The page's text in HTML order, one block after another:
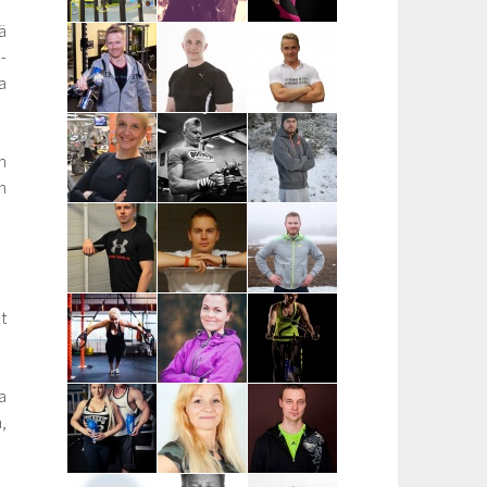
Petteri Avola |
Nokia,
Ylöjärvi,
Tampere
Eveliina
Christoforou |
Tampere
Marianne
Kankaisto |
Tampere
Teemu Ratus |
Tampere
Mister Fitmaker |
Tampere ja
ympäristökunnat
Sami
Timonen |
Kuopio
Piia
Hartikainen |
Mikkeli, Juva,
Mäntyharju,
Pieksämäki
Anssi Rönkä |
Kuopio,
Siilinjärvi
Nikke
Tuhkanen |
Mikkeli, Juva,
Savonlinna
Markus Piispa
| Mikkeli,
Savonlinna,
Juva
Elias Reijonen |
Turku,
Pääkaupunkiseutu
Aku Borenius
| Tampereen
ja Turun alue
ja lähikunnat
Virpi
Lautamatti |
Varsinais-
Suomi, Turku,
Raisio,
Anna
Hämäläinen |
Turku, Raisio,
Kaarina
Marja
Pesonen |
Kouvola